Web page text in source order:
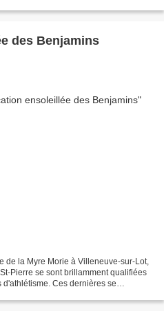
des Benjamins
de la Myre Morie à Villeneuve-sur-Lot,
Pierre se sont brillamment qualifiées
Ces dernières se